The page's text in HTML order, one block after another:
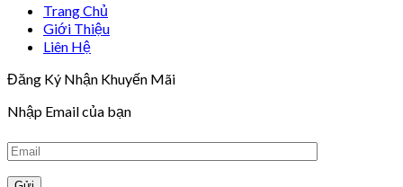
Trang Chủ
Giới Thiệu
Liên Hệ
Đăng Ký Nhận Khuyến Mãi
Nhập Email của bạn